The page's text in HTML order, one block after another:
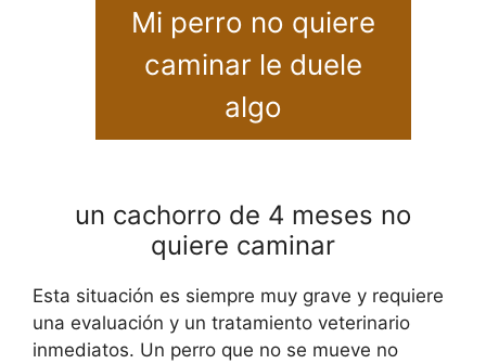
Mi perro no quiere
caminar le duele
algo
un cachorro de 4 meses no
quiere caminar
Esta situación es siempre muy grave y requiere
una evaluación y un tratamiento veterinario
inmediatos. Un perro que no se mueve no